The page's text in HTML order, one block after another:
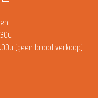
(geen brood verkoop)